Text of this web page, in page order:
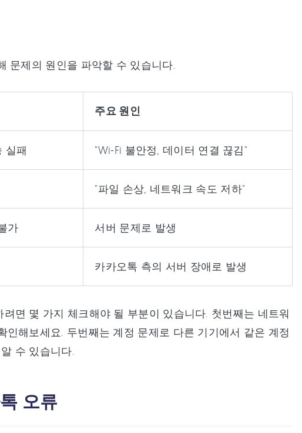
문제의 원인을 파악할 수 있습니다.
주요 원인
실패 "Wi-Fi 불안정, 데이터 연결 끊김"
"파일 손상, 네트워크 속도 저하"
가 서버 문제로 발생
카카오톡 측의 서버 장애로 발생
면 몇 가지 체크해야 될 부분이 있습니다. 첫번째는 네트워
해보세요. 두번째는 계정 문제로 다른 기기에서 같은 계정
수 있습니다.
오류